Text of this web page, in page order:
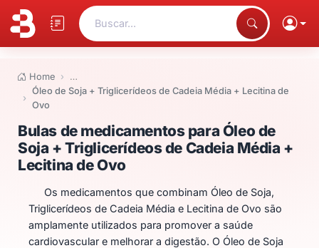
Buscar...
Home
…
Óleo de Soja + Triglicerídeos de Cadeia Média + Lecitina de
Ovo
Bulas de medicamentos para
Bulas de medicamentos para Óleo de
Soja + Triglicerídeos de Cadeia Média +
Lecitina de Ovo
Os medicamentos que combinam Óleo de Soja,
Triglicerídeos de Cadeia Média e Lecitina de Ovo são
amplamente utilizados para promover a saúde
cardiovascular e melhorar a digestão. O Óleo de Soja